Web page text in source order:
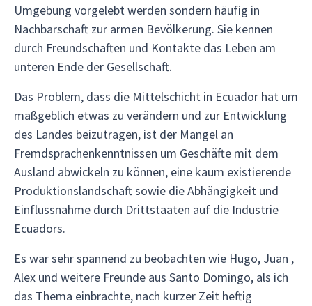
Umgebung vorgelebt werden sondern häufig in
Nachbarschaft zur armen Bevölkerung. Sie kennen
durch Freundschaften und Kontakte das Leben am
unteren Ende der Gesellschaft.
Das Problem, dass die Mittelschicht in Ecuador hat um
maßgeblich etwas zu verändern und zur Entwicklung
des Landes beizutragen, ist der Mangel an
Fremdsprachenkenntnissen um Geschäfte mit dem
Ausland abwickeln zu können, eine kaum existierende
Produktionslandschaft sowie die Abhängigkeit und
Einflussnahme durch Drittstaaten auf die Industrie
Ecuadors.
Es war sehr spannend zu beobachten wie Hugo, Juan ,
Alex und weitere Freunde aus Santo Domingo, als ich
das Thema einbrachte, nach kurzer Zeit heftig